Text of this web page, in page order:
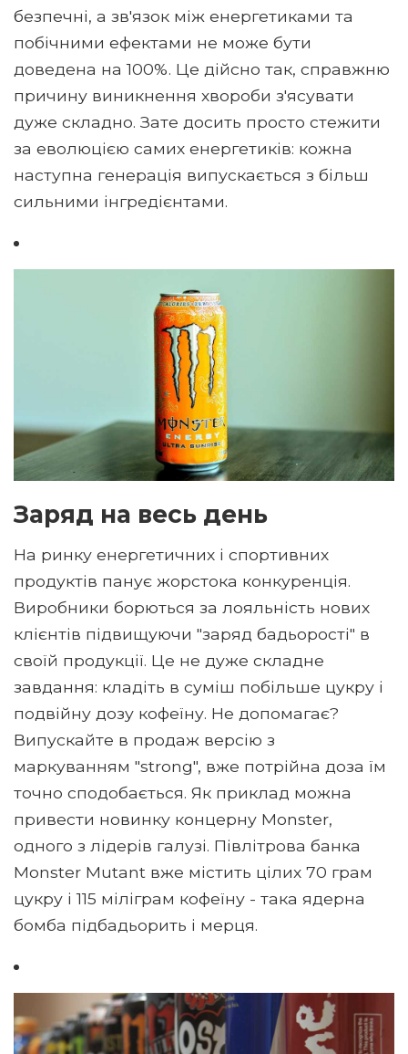
безпечні, а зв'язок між енергетиками та
побічними ефектами не може бути
доведена на 100%. Це дійсно так, справжню
причину виникнення хвороби з'ясувати
дуже складно. Зате досить просто стежити
за еволюцією самих енергетиків: кожна
наступна генерація випускається з більш
сильними інгредієнтами.
Заряд на весь день
На ринку енергетичних і спортивних
продуктів панує жорстока конкуренція.
Виробники борються за лояльність нових
клієнтів підвищуючи "заряд бадьорості" в
своїй продукції. Це не дуже складне
завдання: кладіть в суміш побільше цукру і
подвійну дозу кофеїну. Не допомагає?
Випускайте в продаж версію з
маркуванням "strong", вже потрійна доза їм
точно сподобається. Як приклад можна
привести новинку концерну Monster,
одного з лідерів галузі. Півлітрова банка
Monster Mutant вже містить цілих 70 грам
цукру і 115 міліграм кофеїну - така ядерна
бомба підбадьорить і мерця.